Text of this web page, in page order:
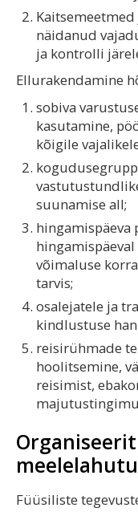
näidanud
ja kontrolli
Ellurakendamine
sobiva
kasutamine,
kõigile
suunamise all;
hingamispäeva
võimaluse
tarvis;
osalejatele ja
kindlustuse
reisirühmade
hoolitsemine,
reisimist,
Füüsiliste